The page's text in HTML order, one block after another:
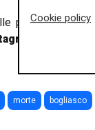
principali
morte bogliasco
Cookie policy